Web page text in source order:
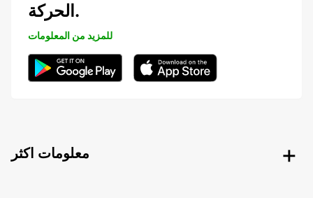
الحركة.
للمزيد من المعلومات
معلومات اكثر